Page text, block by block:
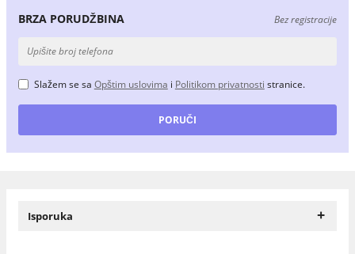
BRZA PORUDŽBINA Bez registracije
Slažem se sa Opštim uslovima i Politikom privatnosti stranice.
Isporuka +